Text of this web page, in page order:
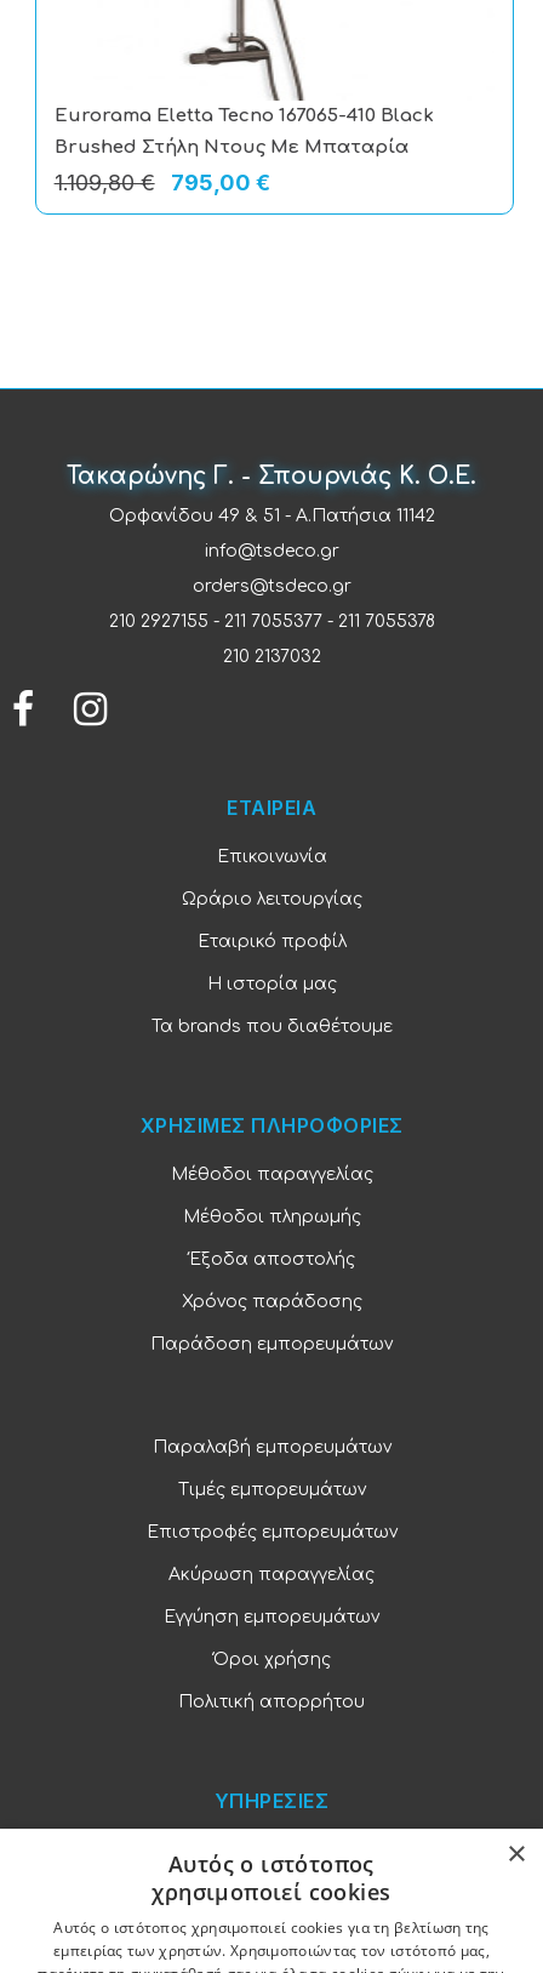
Eurorama Eletta Tecno 167065-410 Black
Brushed Στήλη Ντους Με Μπαταρία
795,00 €
1.109,80 €
Τακαρώνης Γ. - Σπουρνιάς Κ. Ο.Ε.
Ορφανίδου 49 & 51 - Α.Πατήσια 11142
info@tsdeco.gr
orders@tsdeco.gr
210 2927155 - 211 7055377- 211 7055378
210 2137032
ΕΤΑΙΡΕΙΑ
Επικοινωνία
Ωράριο λειτουργίας
Εταιρικό προφίλ
Η ιστορία μας
Τα brands που διαθέτουμε
ΧΡΗΣΙΜΕΣ ΠΛΗΡΟΦΟΡΙΕΣ
Μέθοδοι παραγγελίας
Μέθοδοι πληρωμής
Έξοδα αποστολής
Χρόνος παράδοσης
Παράδοση εμπορευμάτων
Παραλαβή εμπορευμάτων
Τιμές εμπορευμάτων
Επιστροφές εμπορευμάτων
Ακύρωση παραγγελίας
Εγγύηση εμπορευμάτων
Όροι χρήσης
Πολιτική απορρήτου
ΥΠΗΡΕΣΙΕΣ
Παραγγελίες και πληρωμές
Χονδρική πώληση
×
Αυτός ο ιστότοπος
χρησιμοποιεί cookies
Αυτός ο ιστότοπος χρησιμοποιεί cookies για τη βελτίωση της
εμπειρίας των χρηστών. Χρησιμοποιώντας τον ιστότοπό μας,